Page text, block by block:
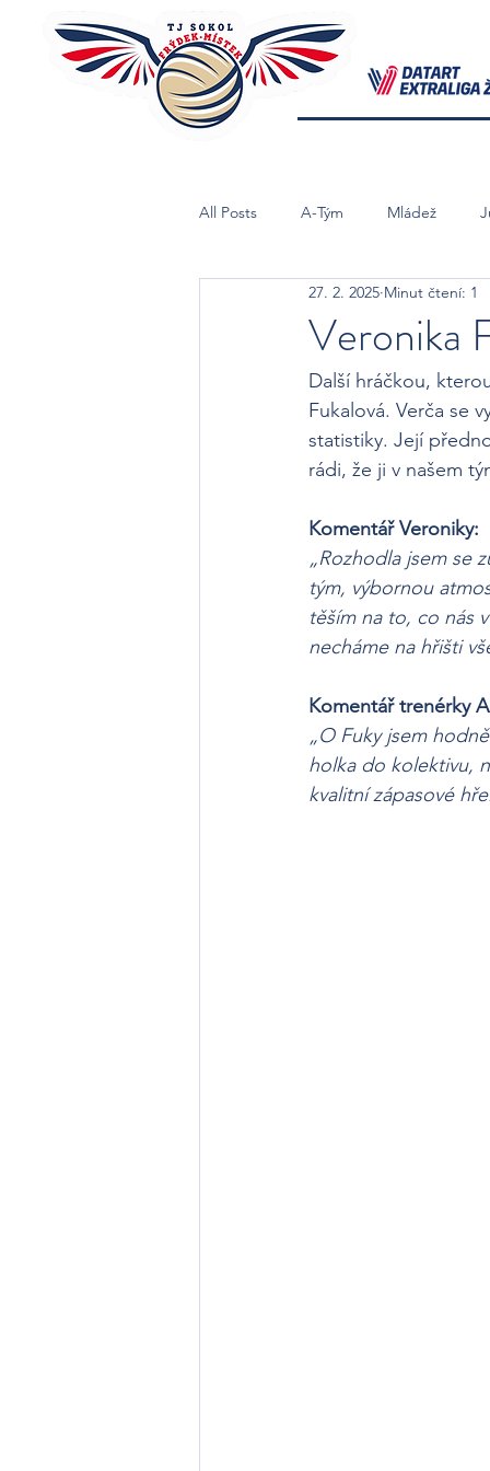
All Posts A-Tým Mládež
Starší Žačky B Mladší Žačky
Veronika
27. 2. 2025 Minut čtení: 1
Další hráčkou,
Fukalová. Verča se
statistiky. Její
rádi, že ji v našem
Komentář Veroniky:
„Rozhodla jsem se
tým, výbornou
těším na to, co nás
necháme na hřišti
Komentář trenérky
„O Fuky jsem
holka do kolektivu,
kvalitní zápasové